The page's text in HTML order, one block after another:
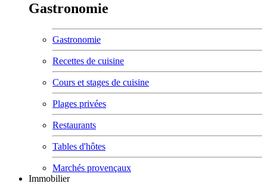
Gastronomie
Gastronomie
Recettes de cuisine
Cours et stages de cuisine
Plages privées
Restaurants
Tables d'hôtes
Marchés provençaux
Immobilier